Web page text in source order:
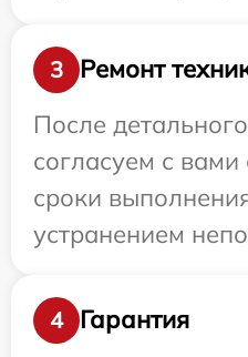
3
Ремонт
После
согласуем с вами
сроки
устранением
4
Гарантия